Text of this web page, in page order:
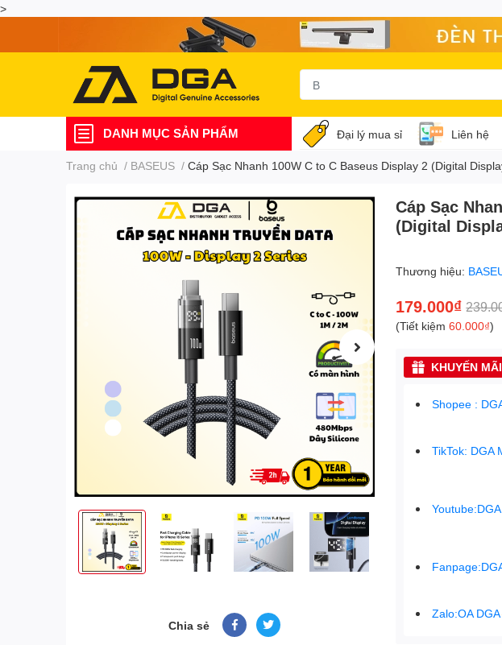
>
DANH MỤC SẢN PHẨM Đại lý mua sỉ Liên hệ
Trang chủ / BASEUS / Cáp Sạc Nhanh 100W C to C Baseus Display 2 (Digital
Chia sẻ
Cáp Sạc
(Digital
Thương hiệu:
179.000₫
(Tiết kiệm60.000₫)
KHUYẾN
Shopee :
TikTok: DGA
Youtube:DGA
Zalo:OA DGA